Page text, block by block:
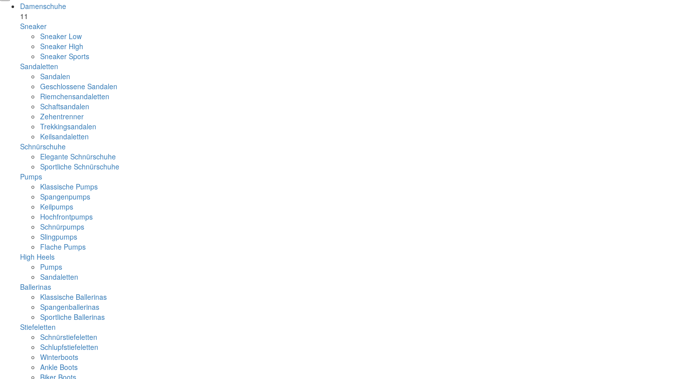
Damenschuhe
11
Sneaker
Sneaker Low
Sneaker High
Sneaker Sports
Sandaletten
Sandalen
Geschlossene Sandalen
Riemchensandaletten
Schaftsandalen
Zehentrenner
Trekkingsandalen
Keilsandaletten
Schnürschuhe
Elegante Schnürschuhe
Sportliche Schnürschuhe
Pumps
Klassische Pumps
Spangenpumps
Keilpumps
Hochfrontpumps
Schnürpumps
Slingpumps
Flache Pumps
High Heels
Pumps
Sandaletten
Ballerinas
Klassische Ballerinas
Spangenballerinas
Sportliche Ballerinas
Stiefeletten
Schnürstiefeletten
Schlupfstiefeletten
Winterboots
Ankle Boots
Biker Boots